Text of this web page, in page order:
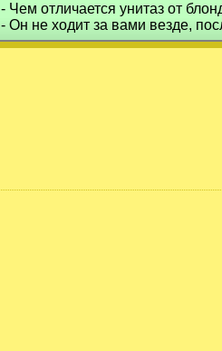
- Чем отличается унитаз от
- Он не ходит за вами везде,